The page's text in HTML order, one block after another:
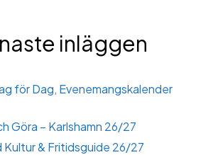
inläggen
för Dag, Evenemangskalender
Göra – Karlshamn 26/27
Kultur & Fritidsguide 26/27